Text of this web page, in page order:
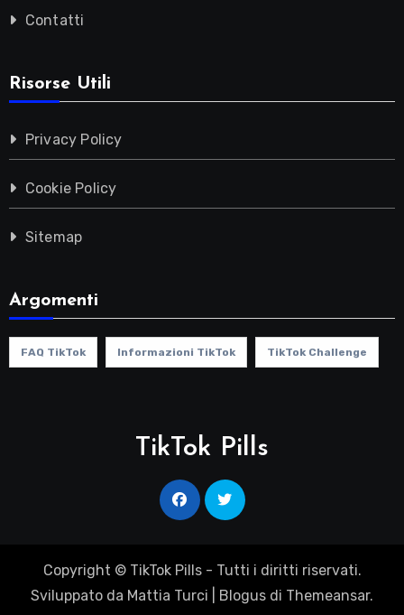
Contatti
Risorse Utili
Privacy Policy
Cookie Policy
Sitemap
Argomenti
FAQ TikTok Informazioni TikTok TikTok Challenge
TikTok Pills
Copyright © TikTok Pills - Tutti i diritti riservati.
Sviluppato da Mattia Turci
Blogus di Themeansar.